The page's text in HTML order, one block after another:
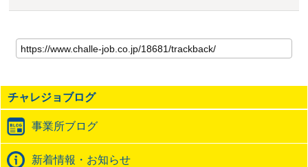
の
記
の
ト
ッ
ク
バ
チャレジョブログ
事業所ブログ
新着情報・お知らせ